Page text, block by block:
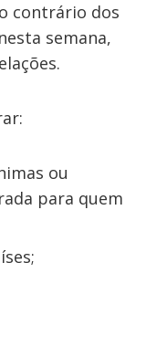
contrário dos
semana,
ou
para quem